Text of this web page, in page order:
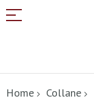
al
Home Collane